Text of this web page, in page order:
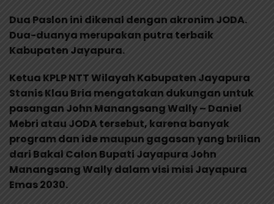
Dua Paslon ini dikenal dengan akronim JODA.
Dua-duanya merupakan putra terbaik
Kabupaten Jayapura.
Ketua KPLP NTT Wilayah Kabupaten Jayapura
Stanis Klau Bria mengatakan dukungan untuk
pasangan John Manangsang Wally – Daniel
Mebri atau JODA tersebut, karena banyak
program dan ide maupun gagasan yang brilian
dari Bakal Calon Bupati Jayapura John
Manangsang Wally dalam visi misi Jayapura
Emas 2030.